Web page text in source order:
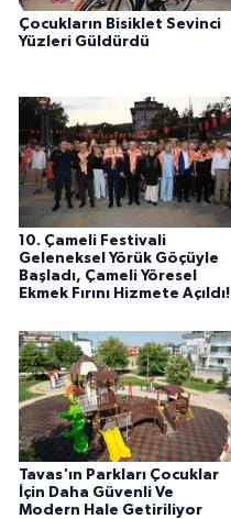
Çocukların Bisiklet Sevinci
Yüzleri Güldürdü
10. Çameli Festivali
Geleneksel Yörük Göçüyle
Başladı, Çameli Yöresel
Ekmek Fırını Hizmete Açıldı!
Tavas'ın Parkları Çocuklar
İçin Daha Güvenli Ve
Modern Hale Getiriliyor